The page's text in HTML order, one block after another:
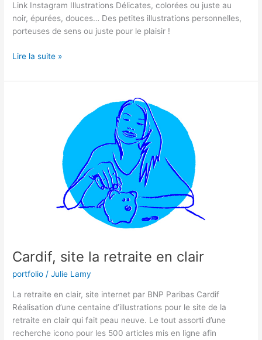
Link Instagram Illustrations Délicates, colorées ou juste au
noir, épurées, douces… Des petites illustrations personnelles,
porteuses de sens ou juste pour le plaisir !
Lire la suite »
Cardif, site la retraite en clair
portfolio /Julie Lamy
La retraite en clair, site internet par BNP Paribas Cardif
Réalisation d’une centaine d’illustrations pour le site de la
retraite en clair qui fait peau neuve. Le tout assorti d’une
recherche icono pour les 500 articles mis en ligne afin